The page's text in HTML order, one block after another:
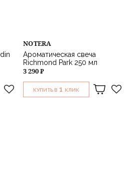
NOTERA
Ароматическая свеча
Richmond Park 250 мл
3 290 ₽
КУПИТЬ В 1 КЛИК